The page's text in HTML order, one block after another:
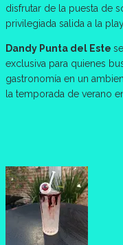
disfrutar de la puesta de
privilegiada salida a la
Dandy Punta del Este
exclusiva para quienes
gastronomía en un
la temporada de verano